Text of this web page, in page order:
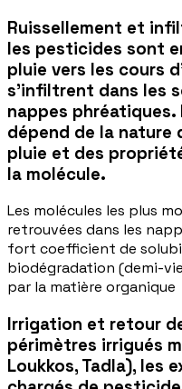
Ruissellement et
les pesticides sont
pluie vers les cours
s'infiltrent dans les
nappes
dépend de la nature
pluie et des
la molécule.
Les molécules les plus
retrouvées dans les
fort coefficient de
biodégradation (demi-
par la matière organique
Irrigation et retour
périmètres irrigués
Loukkos, Tadla), les